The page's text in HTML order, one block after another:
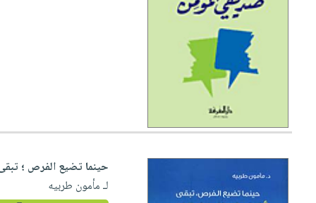
حينما تضيع الفرص ؛
لـ مأمون طربيه